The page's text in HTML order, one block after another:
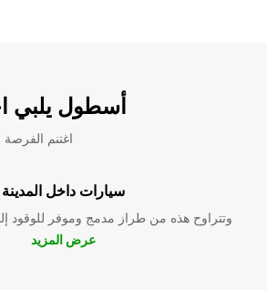
أسطول يلبي
اغتنم الفرصة
سيارات داخل المدينة
وتتراوح هذه من طراز مدمج وموفر للوقود
عرض المزيد